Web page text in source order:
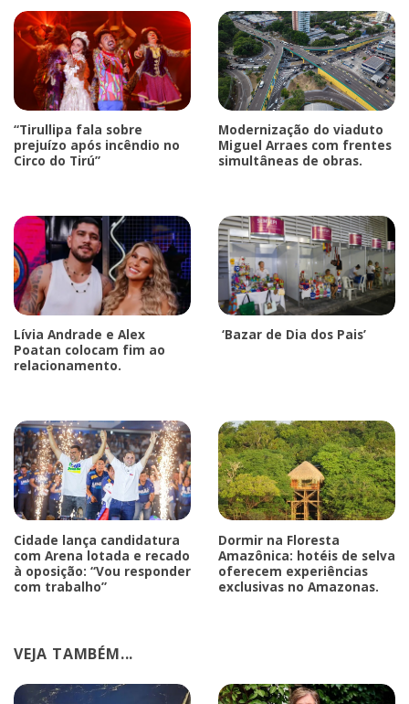
“Tirullipa fala sobre
prejuízo após incêndio no
Circo do Tirú”
Modernização do viaduto
Miguel Arraes com frentes
simultâneas de obras.
Lívia Andrade e Alex
Poatan colocam fim ao
relacionamento.
‘Bazar de Dia dos Pais’
Cidade lança candidatura
com Arena lotada e recado
à oposição: “Vou responder
com trabalho”
Dormir na Floresta
Amazônica: hotéis de selva
oferecem experiências
exclusivas no Amazonas.
VEJA TAMBÉM...